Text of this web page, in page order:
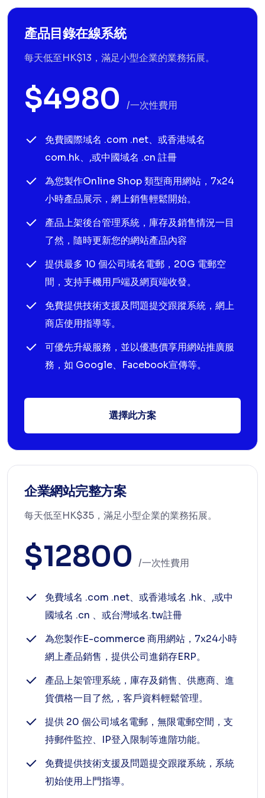
產品目錄在線系統
每天低至HK$13，滿足小型企業的業務拓展。
$4980 /一次性費用
免費國際域名 .com .net、或香港域名
com.hk、,或中國域名 .cn 註冊
為您製作Online Shop 類型商用網站，7x24
小時產品展示，網上銷售輕鬆開始。
產品上架後台管理系統，庫存及銷售情況一目
了然，隨時更新您的網站產品內容
提供最多 10 個公司域名電郵，20G 電郵空
間，支持手機用戶端及網頁端收發。
免費提供技術支援及問題提交跟蹤系統，網上
商店使用指導等。
可優先升級服務，並以優惠價享用網站推廣服
務，如 Google、Facebook宣傳等。
選擇此方案
企業網站完整方案
每天低至HK$35，滿足小型企業的業務拓展。
$12800 /一次性費用
免費域名 .com .net、或香港域名 .hk、,或中
國域名 .cn 、或台灣域名.tw註冊
為您製作E-commerce 商用網站，7x24小時
網上產品銷售，提供公司進銷存ERP。
產品上架管理系統，庫存及銷售、供應商、進
貨價格一目了然,，客戶資料輕鬆管理。
提供 20 個公司域名電郵，無限電郵空間，支
持郵件監控、IP登入限制等進階功能。
免費提供技術支援及問題提交跟蹤系統，系統
初始使用上門指導。